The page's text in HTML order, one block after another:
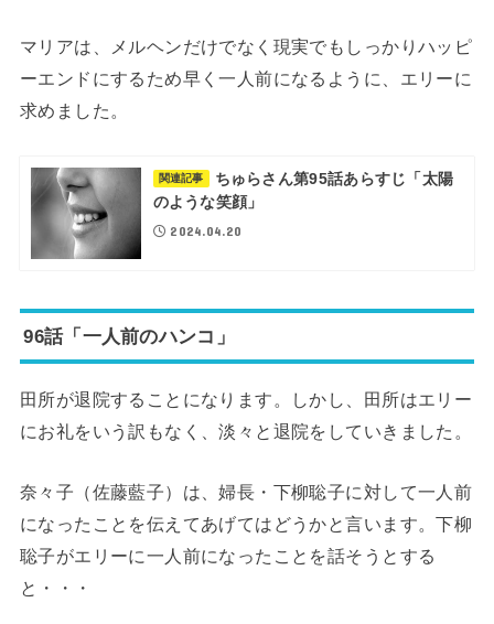
マリアは、メルヘンだけでなく現実でもしっかりハッピ
ーエンドにするため早く一人前になるように、エリーに
求めました。
関連記事
ちゅらさん第95話あらすじ「太陽
のような笑顔」
2024.04.20
96話「一人前のハンコ」
田所が退院することになります。しかし、田所はエリー
にお礼をいう訳もなく、淡々と退院をしていきました。
奈々子（佐藤藍子）は、婦長・下柳聡子に対して一人前
になったことを伝えてあげてはどうかと言います。下柳
聡子がエリーに一人前になったことを話そうとする
と・・・